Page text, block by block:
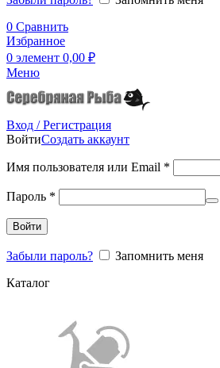
0 Сравнить
Избранное
0 элемент 0,00 ₽
Меню
Вход / Регистрация
ВойтиСоздать аккаунт
Имя пользователя или Email *
Пароль *
Войти
Забыли пароль?
Запомнить меня
Каталог